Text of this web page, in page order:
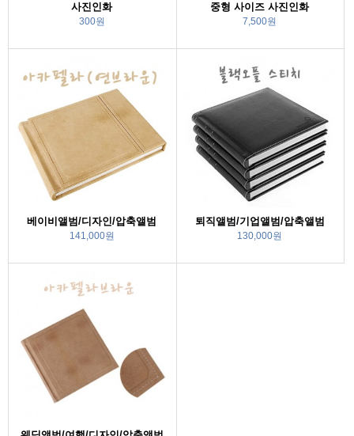
사진인화
300원
중형 사이즈 사진인화
7,500원
베이비앨범/디자인/압축앨범
141,000원
퇴직앨범/기업앨범/압축앨범
130,000원